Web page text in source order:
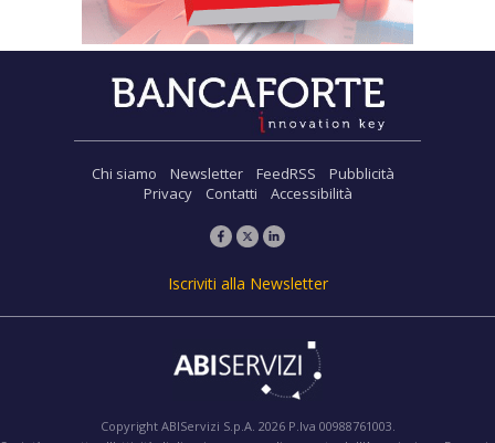
Chi siamo Newsletter FeedRSS
Pubblicità
Privacy
Contatti Accessibilità
Iscriviti alla Newsletter
Copyright ABIServizi S.p.A. 2026 P.Iva 00988761003.